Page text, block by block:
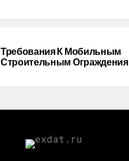
Требования К Мобильным
Строительным